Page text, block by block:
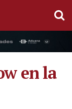
en la